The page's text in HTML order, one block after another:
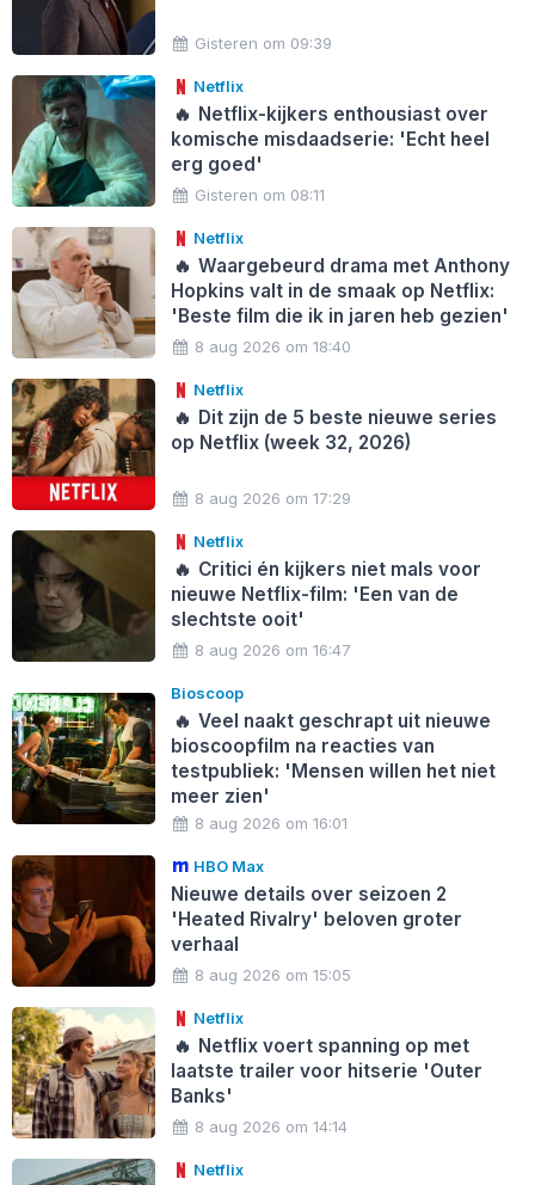
Gisteren om 09:39
Netflix
🔥 Netflix-kijkers enthousiast over
komische misdaadserie: 'Echt heel
erg goed'
Gisteren om 08:11
Netflix
🔥 Waargebeurd drama met Anthony
Hopkins valt in de smaak op Netflix:
'Beste film die ik in jaren heb gezien'
8 aug 2026 om 18:40
Netflix
🔥 Dit zijn de 5 beste nieuwe series
op Netflix (week 32, 2026)
8 aug 2026 om 17:29
Netflix
🔥 Critici én kijkers niet mals voor
nieuwe Netflix-film: 'Een van de
slechtste ooit'
8 aug 2026 om 16:47
Bioscoop
🔥 Veel naakt geschrapt uit nieuwe
bioscoopfilm na reacties van
testpubliek: 'Mensen willen het niet
meer zien'
8 aug 2026 om 16:01
HBO Max
Nieuwe details over seizoen 2
'Heated Rivalry' beloven groter
verhaal
8 aug 2026 om 15:05
Netflix
🔥 Netflix voert spanning op met
laatste trailer voor hitserie 'Outer
Banks'
8 aug 2026 om 14:14
Netflix